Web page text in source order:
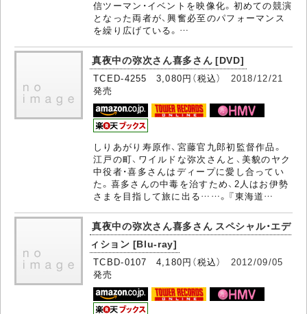
信ツーマン・イベントを映像化。初めての競演
となった両者が、興奮必至のパフォーマンス
を繰り広げている。…
真夜中の弥次さん喜多さん [DVD]
TCED-4255 3,080円（税込） 2018/12/21
発売
しりあがり寿原作、宮藤官九郎初監督作品。
江戸の町、ワイルドな弥次さんと、美貌のヤク
中役者・喜多さんはディープに愛し合ってい
た。喜多さんの中毒を治すため、2人はお伊勢
さまを目指して旅に出る……。『東海道…
真夜中の弥次さん喜多さん スペシャル・エデ
ィション [Blu-ray]
TCBD-0107 4,180円（税込） 2012/09/05
発売